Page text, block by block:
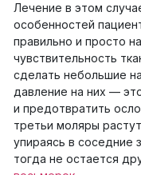
Лечение в этом
особенностей
правильно и просто
чувствительность
сделать небольшие
давление на них —
и предотвратить
третьи моляры
упираясь в соседние
тогда не остается